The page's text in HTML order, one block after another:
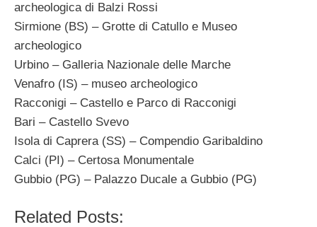
archeologica di Balzi Rossi
Sirmione (BS) – Grotte di Catullo e Museo
archeologico
Urbino – Galleria Nazionale delle Marche
Venafro (IS) – museo archeologico
Racconigi – Castello e Parco di Racconigi
Bari – Castello Svevo
Isola di Caprera (SS) – Compendio Garibaldino
Calci (PI) – Certosa Monumentale
Gubbio (PG) – Palazzo Ducale a Gubbio (PG)
Related Posts: